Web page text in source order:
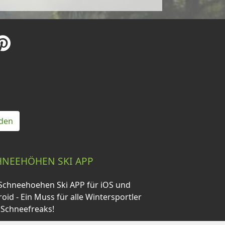
SKI APP
Ski APP für iOS und
- Ein Muss für alle Wintersportler